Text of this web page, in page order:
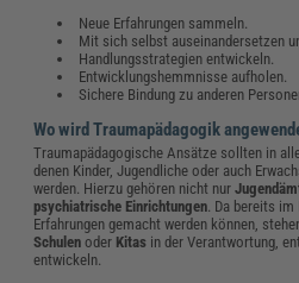
Neue Erfahrungen sammeln.
Mit sich selbst auseinandersetzen
Handlungsstrategien entwickeln.
Entwicklungshemmnisse aufholen.
Sichere Bindung zu anderen
Wo wird Traumapädagogik
Traumapädagogische Ansätze sollten in
denen Kinder, Jugendliche oder auch
werden. Hierzu gehören nicht nur
psychiatrische Einrichtungen . Da bereits
Erfahrungen gemacht werden können,
Schulen oder Kitas in der Verantwortung,
entwickeln.